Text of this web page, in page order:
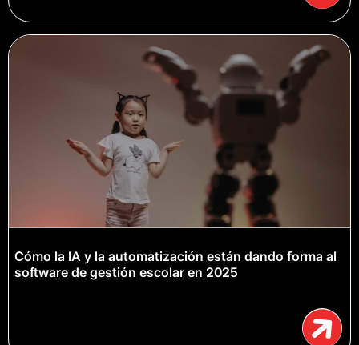
Cómo la IA y la automatización están dando forma al
software de gestión escolar en 2025